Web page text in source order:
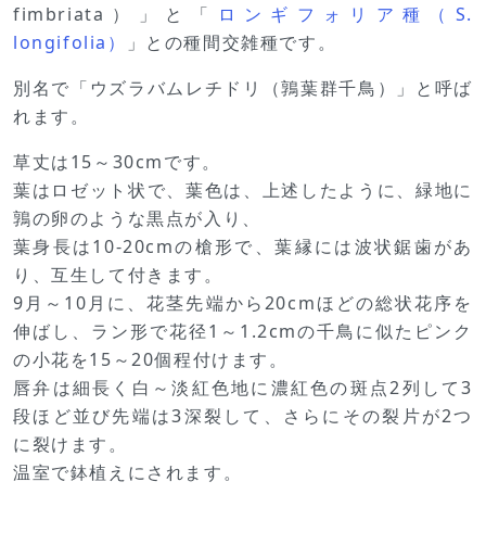
fimbriata）」と「 ロンギフォリア種（S.
longifolia）
」との種間交雑種です。
別名で「ウズラバムレチドリ（鶉葉群千鳥）」と呼ば
れます。
草丈は15～30cmです。
葉はロゼット状で、葉色は、上述したように、緑地に
鶉の卵のような黒点が入り、
葉身長は10-20cmの槍形で、葉縁には波状鋸歯があ
り、互生して付きます。
9月～10月に、花茎先端から20cmほどの総状花序を
伸ばし、ラン形で花径1～1.2cmの千鳥に似たピンク
の小花を15～20個程付けます。
唇弁は細長く白～淡紅色地に濃紅色の斑点2列して3
段ほど並び先端は3深裂して、さらにその裂片が2つ
に裂けます。
温室で鉢植えにされます。